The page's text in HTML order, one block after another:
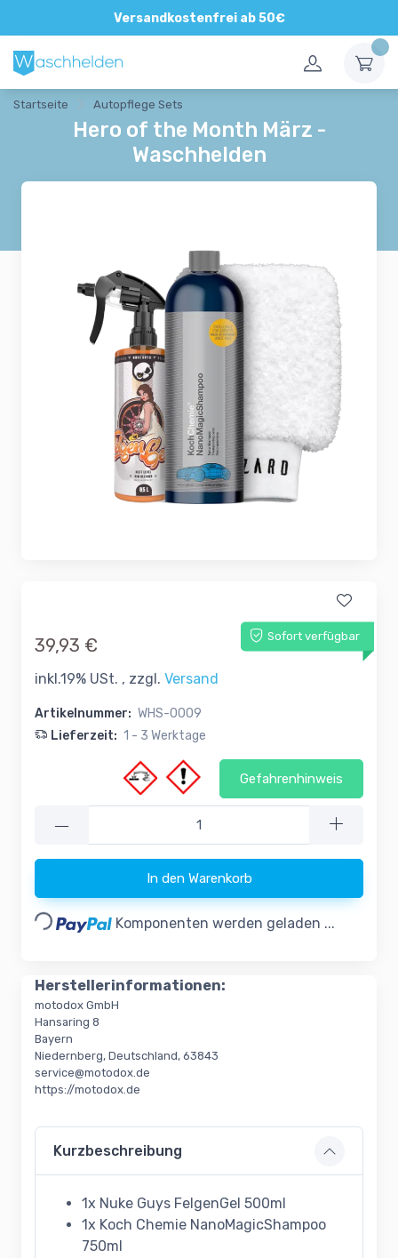
Versandkostenfrei ab 50€
Direkte und persönliche Beratung
Startseite Autopflege Sets
Hero of the Month März -
Waschhelden
Sofort verfügbar
39,93 €
inkl.19% USt. , zzgl. Versand
Artikelnummer: WHS-0009
Lieferzeit: 1 - 3 Werktage
Gefahrenhinweis
—
In den Warenkorb
Loading... Komponenten werden geladen ...
Herstellerinformationen:
motodox GmbH
Hansaring 8
Bayern
Niedernberg, Deutschland, 63843
service@motodox.de
https://motodox.de
Kurzbeschreibung
1x Nuke Guys FelgenGel 500ml
1x Koch Chemie NanoMagicShampoo
750ml